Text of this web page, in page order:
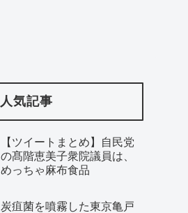
人気記事
【ツイートまとめ】自民党
の髙階恵美子衆院議員は、
めっちゃ麻布食品
炭疽菌を噴霧した東京亀戸